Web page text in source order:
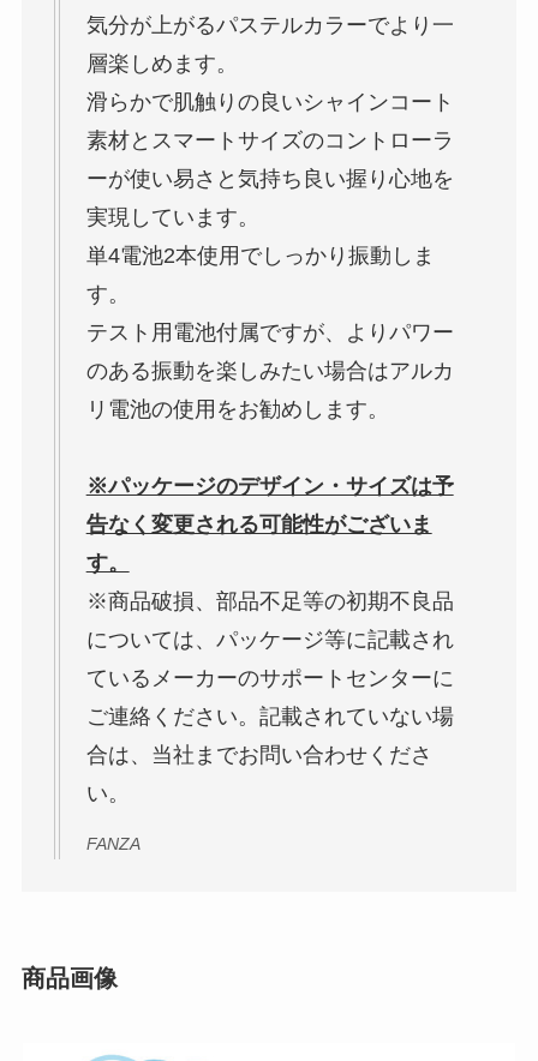
気分が上がるパステルカラーでより一
層楽しめます。
滑らかで肌触りの良いシャインコート
素材とスマートサイズのコントローラ
ーが使い易さと気持ち良い握り心地を
実現しています。
単4電池2本使用でしっかり振動しま
す。
テスト用電池付属ですが、よりパワー
のある振動を楽しみたい場合はアルカ
リ電池の使用をお勧めします。
※パッケージのデザイン・サイズは予
告なく変更される可能性がございま
す。
※商品破損、部品不足等の初期不良品
については、パッケージ等に記載され
ているメーカーのサポートセンターに
ご連絡ください。記載されていない場
合は、当社までお問い合わせくださ
い。
FANZA
商品画像